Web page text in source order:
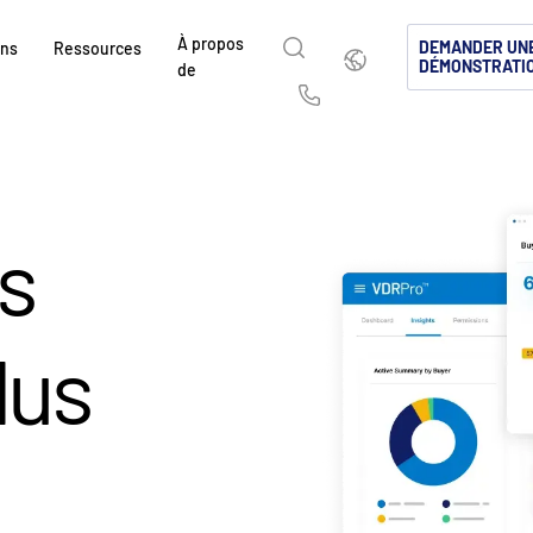
Découvrez pourquoi les entreprises des
capitaux et de l’investissement alternatif
Explorez notre plateforme
conçue pour le partage de
mondiales de dealmaking, les
marchés de capitaux.
Découvrez comment partager
sécurité, pour une collaboration
Découvrez comment notre
permettent de gérer en toute
Ressources
À propos
de
Découvrez comment SS&C Intralinks
mondiaux de la finance, les opérations de
marchés de capitaux en facilitant le
d’informations pour les fusions et
levées de fonds et le reporting aux
Français
Português
Italiano
DEMANDER